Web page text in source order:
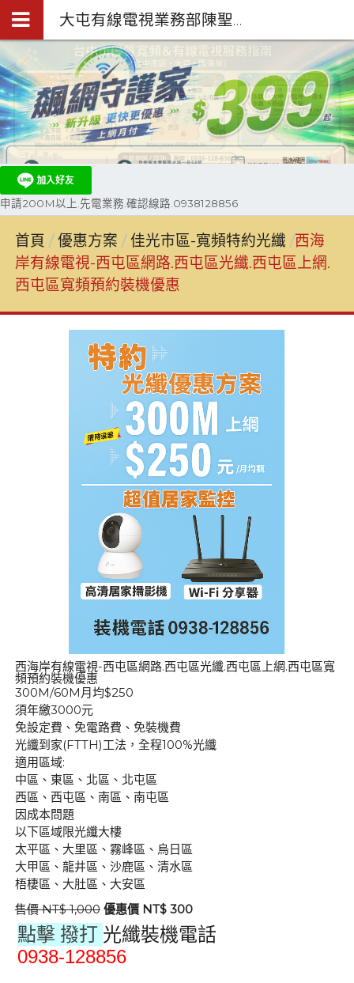
大屯有線電視業務部陳聖閎.台中第四台網路裝機0938-128-856
申請200M以上.先電業務.確認線路.0938128856
首頁 優惠方案 佳光市區-寬頻特約光纖 西海
岸有線電視-西屯區網路.西屯區光纖.西屯區上網.
西屯區寬頻預約裝機優惠
西海岸有線電視-西屯區網路.西屯區光纖.西屯區上網.西屯區寬
頻預約裝機優惠
300M/60M月均$250
須年繳3000元
免設定費、免電路費、免裝機費
光纖到家(FTTH)工法，全程100%光纖
適用區域:
中區、東區、北區、北屯區
西區、西屯區、南區、南屯區
因成本問題
以下區域限光纖大樓
太平區、大里區、霧峰區、烏日區
大甲區、龍井區、沙鹿區、清水區
梧棲區、大肚區、大安區
售價 NT$ 1,000 優惠價 NT$ 300
點擊 撥打 光纖裝機電話
0938-128856